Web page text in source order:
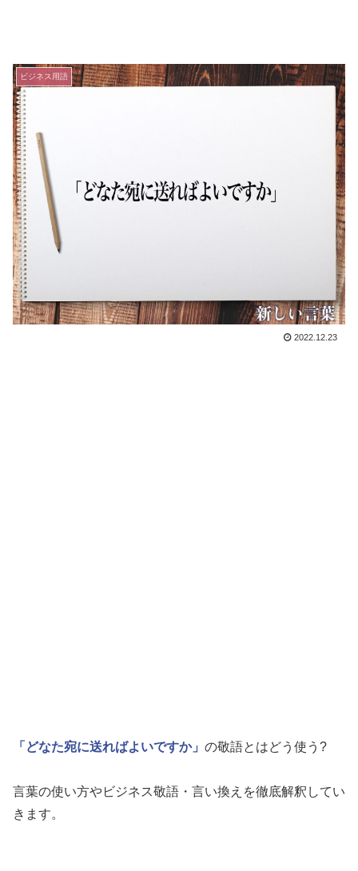
ビジネス用語
2022.12.23
「どなた宛に送ればよいですか」 の敬語とはどう使う?
言葉の使い方やビジネス敬語・言い換えを徹底解釈してい
きます。